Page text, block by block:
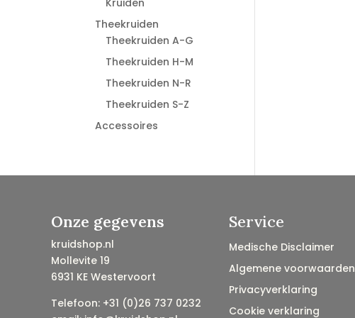
Kruiden
Theekruiden
Theekruiden A-G
Theekruiden H-M
Theekruiden N-R
Theekruiden S-Z
Accessoires
Onze gegevens
kruidshop.nl
Mollevite 19
6931 KE Westervoort
Telefoon: +31 (0)26 737 0232
Service
Medische Disclaimer
Algemene voorwaarden
Privacyverklaring
Cookie verklaring